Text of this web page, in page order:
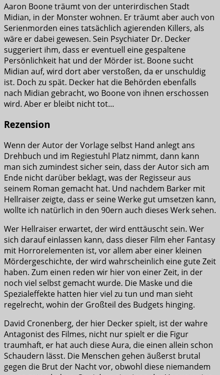
Aaron Boone träumt von der unterirdischen Stadt
Midian, in der Monster wohnen. Er träumt aber auch von
Serienmorden eines tatsächlich agierenden Killers, als
wäre er dabei gewesen. Sein Psychiater Dr. Decker
suggeriert ihm, dass er eventuell eine gespaltene
Persönlichkeit hat und der Mörder ist. Boone sucht
Midian auf, wird dort aber verstoßen, da er unschuldig
ist. Doch zu spät. Decker hat die Behörden ebenfalls
nach Midian gebracht, wo Boone von ihnen erschossen
wird. Aber er bleibt nicht tot…
Rezension
Wenn der Autor der Vorlage selbst Hand anlegt ans
Drehbuch und im Regiestuhl Platz nimmt, dann kann
man sich zumindest sicher sein, dass der Autor sich am
Ende nicht darüber beklagt, was der Regisseur aus
seinem Roman gemacht hat. Und nachdem Barker mit
Hellraiser zeigte, dass er seine Werke gut umsetzen kann,
wollte ich natürlich in den 90ern auch dieses Werk sehen.
Wer Hellraiser erwartet, der wird enttäuscht sein. Wer
sich darauf einlassen kann, dass dieser Film eher Fantasy
mit Horrorelementen ist, vor allem aber einer kleinen
Mördergeschichte, der wird wahrscheinlich eine gute Zeit
haben. Zum einen reden wir hier von einer Zeit, in der
noch viel selbst gemacht wurde. Die Maske und die
Spezialeffekte hatten hier viel zu tun und man sieht
regelrecht, wohin der Großteil des Budgets hinging.
David Cronenberg, der hier Decker spielt, ist der wahre
Antagonist des Filmes, nicht nur spielt er die Figur
traumhaft, er hat auch diese Aura, die einen allein schon
Schaudern lässt. Die Menschen gehen äußerst brutal
gegen die Brut der Nacht vor, obwohl diese niemandem